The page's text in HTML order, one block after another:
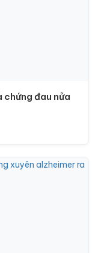
chứng đau nửa